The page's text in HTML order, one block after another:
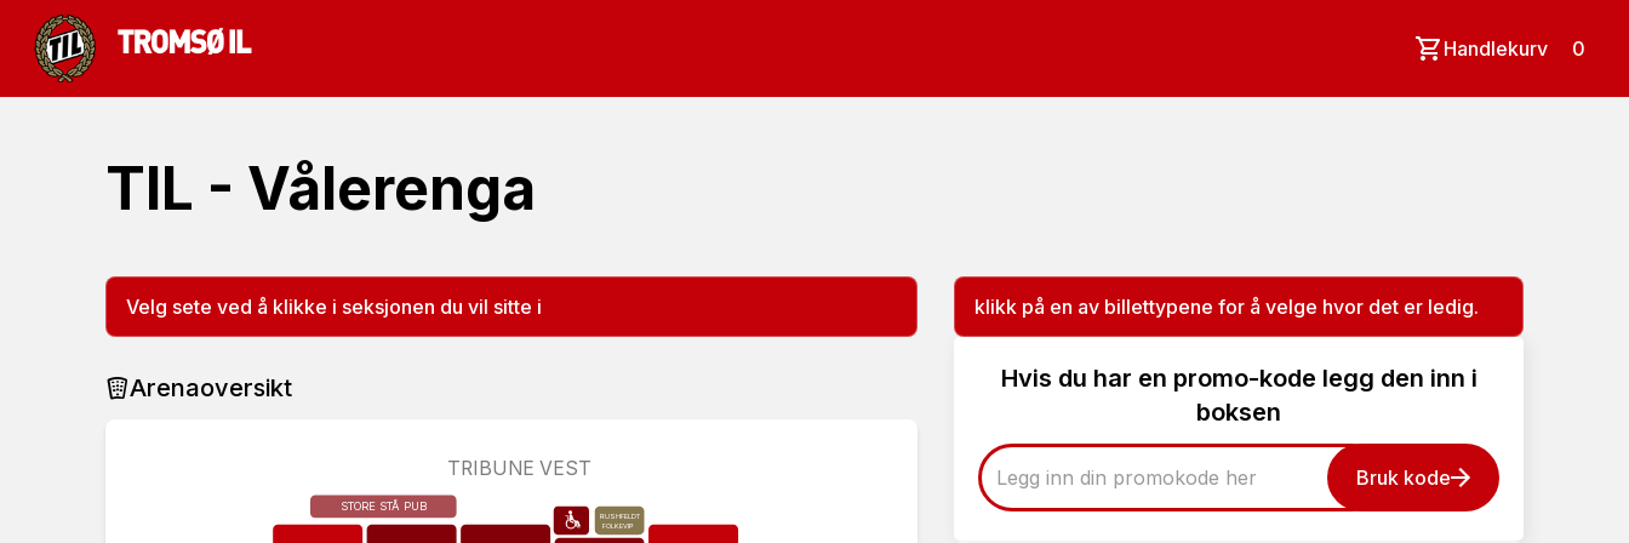
Handlekurv 0
TIL - Vålerenga
Velg sete ved å klikke i seksjonen du vil sitte i
Arenaoversikt
STORE STÅ PUB
RUSHFELDT
FOLKEVIP
TRIBUNE VEST
klikk på en av billettypene for å velge hvor det er ledig.
Hvis du har en promo-kode legg den inn i
boksen
Bruk kode